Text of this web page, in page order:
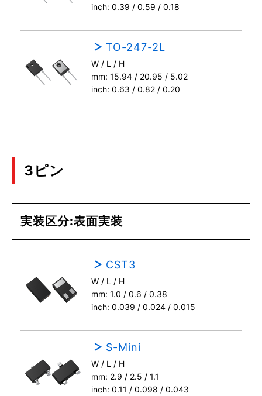
inch: 0.39 / 0.59 / 0.18
TO-247-2L
W / L / H
mm: 15.94 / 20.95 / 5.02
inch: 0.63 / 0.82 / 0.20
3ピン
実装区分:表面実装
CST3
W / L / H
mm: 1.0 / 0.6 / 0.38
inch: 0.039 / 0.024 / 0.015
S-Mini
W / L / H
mm: 2.9 / 2.5 / 1.1
inch: 0.11 / 0.098 / 0.043